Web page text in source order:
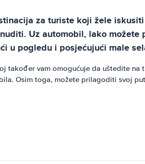
za turiste koji žele
Uz automobil, lako
u pogledu i posjećujući male
također vam omogućuje da uštedite
Osim toga, možete prilagoditi svoj